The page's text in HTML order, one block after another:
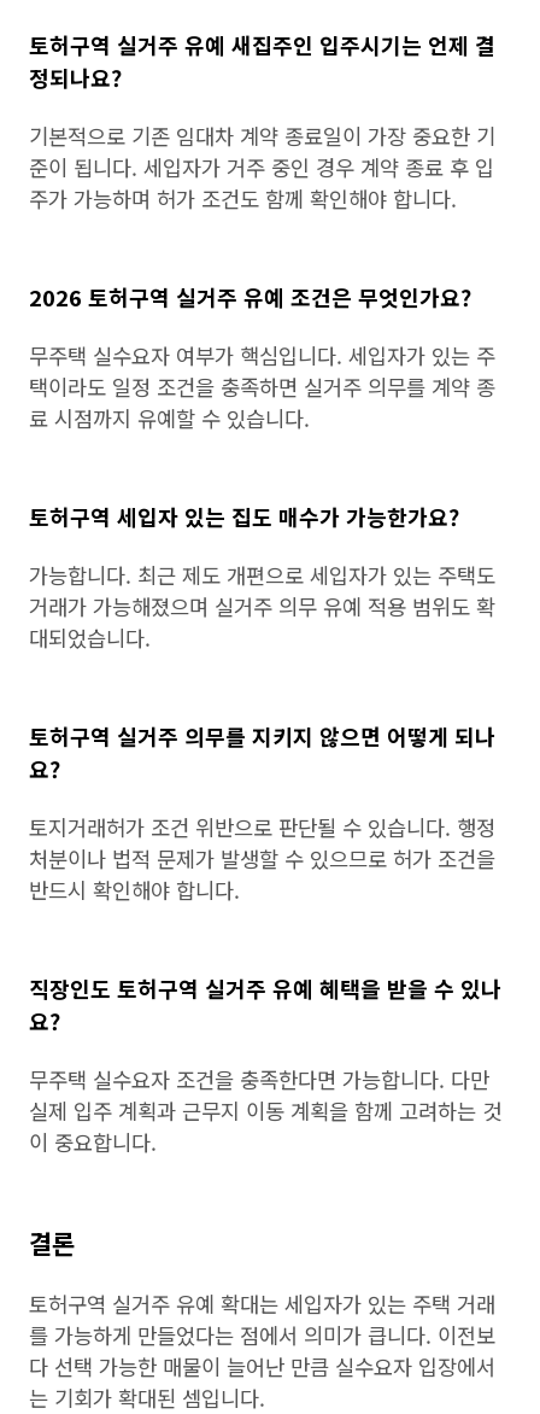
토허구역 실거주 유예 새집주인 입주시기는 언제 결
정되나요?
기본적으로 기존 임대차 계약 종료일이 가장 중요한 기
준이 됩니다. 세입자가 거주 중인 경우 계약 종료 후 입
주가 가능하며 허가 조건도 함께 확인해야 합니다.
2026 토허구역 실거주 유예 조건은 무엇인가요?
무주택 실수요자 여부가 핵심입니다. 세입자가 있는 주
택이라도 일정 조건을 충족하면 실거주 의무를 계약 종
료 시점까지 유예할 수 있습니다.
토허구역 세입자 있는 집도 매수가 가능한가요?
가능합니다. 최근 제도 개편으로 세입자가 있는 주택도
거래가 가능해졌으며 실거주 의무 유예 적용 범위도 확
대되었습니다.
토허구역 실거주 의무를 지키지 않으면 어떻게 되나
요?
토지거래허가 조건 위반으로 판단될 수 있습니다. 행정
처분이나 법적 문제가 발생할 수 있으므로 허가 조건을
반드시 확인해야 합니다.
직장인도 토허구역 실거주 유예 혜택을 받을 수 있나
요?
무주택 실수요자 조건을 충족한다면 가능합니다. 다만
실제 입주 계획과 근무지 이동 계획을 함께 고려하는 것
이 중요합니다.
결론
토허구역 실거주 유예 확대는 세입자가 있는 주택 거래
를 가능하게 만들었다는 점에서 의미가 큽니다. 이전보
다 선택 가능한 매물이 늘어난 만큼 실수요자 입장에서
는 기회가 확대된 셈입니다.